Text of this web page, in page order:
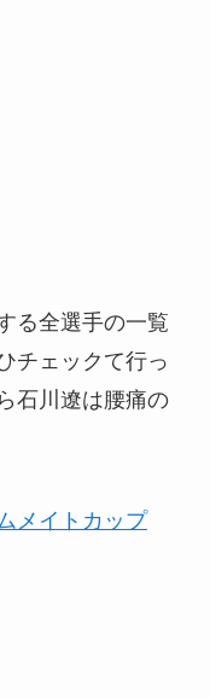
る全選手の一覧
チェックて行っ
石川遼は腰痛の
メイトカップ